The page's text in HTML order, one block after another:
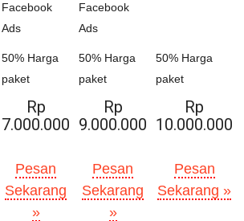
Facebook
Ads
Facebook
Ads
50% Harga
paket
50% Harga
paket
50% Harga
paket
Rp
7.000.000
Rp
9.000.000
Rp
10.000.000
Pesan
Sekarang
»
Pesan
Sekarang
»
Pesan
Sekarang »